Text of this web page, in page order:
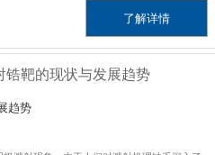
了解详情
趋势